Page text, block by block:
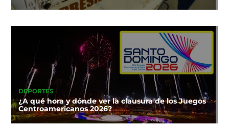
DEPORTES
¿A qué hora y dónde ver la clausura de los Juegos
Centroamericanos 2026?